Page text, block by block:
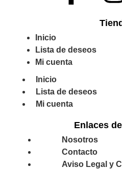
Inicio
Lista de deseos
Mi cuenta
Inicio
Lista de deseos
Mi cuenta
Enlaces
Nosotros
Contacto
Aviso Legal y